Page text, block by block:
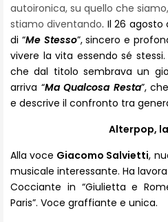
autoironica, su quello che
stiamo diventando. Il 26 agosto
di “Me Stesso”, sincero e
vivere la vita essendo sé
che dal titolo sembrava un
arriva “Ma Qualcosa Resta”,
e descrive il confronto tra
Alterpop,
Alla voce Giacomo Salvietti,
musicale interessante. Ha
Cocciante in “Giulietta e
Paris”. Voce graffiante e unica.